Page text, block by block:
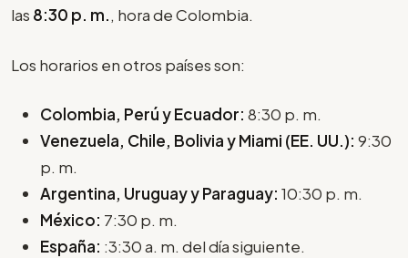
las 8:30 p. m., hora de Colombia.
Los horarios en otros países son:
Colombia, Perú y Ecuador: 8:30 p. m.
Venezuela, Chile, Bolivia y Miami (EE. UU.): 9:30
p. m.
Argentina, Uruguay y Paraguay: 10:30 p. m.
México: 7:30 p. m.
España: :3:30 a. m. del día siguiente.